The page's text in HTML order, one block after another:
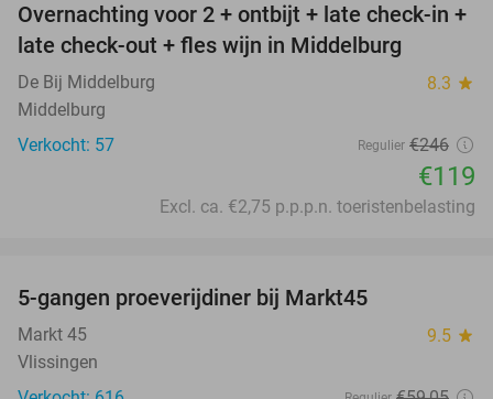
52%
Overnachting voor 2 + ontbijt + late check-in +
late check-out + fles wijn in Middelburg
De Bij Middelburg 8.3 star
Middelburg
Verkocht: 57
Regulier €246
€119
Excl. ca. €2,75 p.p.p.n. toeristenbelasting
5-gangen proeverijdiner bij Markt45
Markt 45 9.5 star
Vlissingen